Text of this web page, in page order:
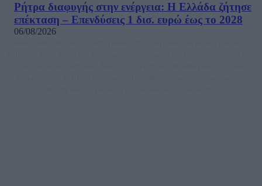
Ρήτρα διαφυγής στην ενέργεια: Η Ελλάδα ζήτησε
επέκταση – Επενδύσεις 1 δισ. ευρώ έως το 2028
06/08/2026